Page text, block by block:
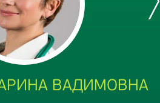
ВАДИМОВНА